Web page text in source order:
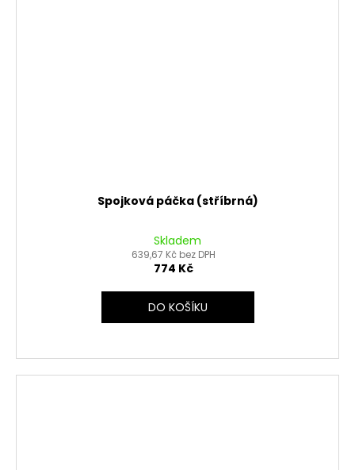
Spojková páčka (stříbrná)
Skladem
639,67 Kč bez DPH
774 Kč
DO KOŠÍKU